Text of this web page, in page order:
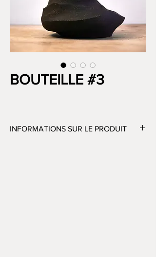
BOUTEILLE #3
INFORMATIONS SUR LE PRODUIT